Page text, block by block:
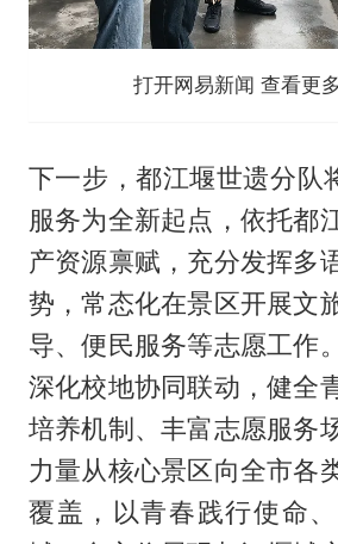
打开网易新闻 查看更
下一步，都江堰世遗分队
服务为全新起点，依托都
产资源禀赋，充分发挥多
势，常态化在景区开展文
导、便民服务等志愿工作
深化校地协同联动，健全
培养机制、丰富志愿服务
力量从核心景区向全市各
覆盖，以青春践行使命